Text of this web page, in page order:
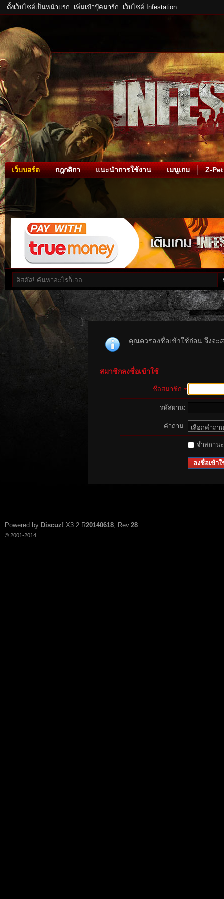
ตั้งเว็บไซต์เป็นหน้าแรก เพิ่มเข้าบุ๊คมาร์ก เว็บไซต์ Infestation
เว็บบอร์ด กฎกติกา แนะนำการใช้งาน เมนูเกม Z-Pet
คุณควรลงชื่อเข้าใช้ก่อน จึงจะ
สมาชิกลงชื่อเข้าใช้
ชื่อสมาชิก
รหัสผ่าน:
คำถาม:
จำสถาน
ลงชื่อเข้าใ
Powered by Discuz! X3.2 R20140618, Rev.28
© 2001-2014